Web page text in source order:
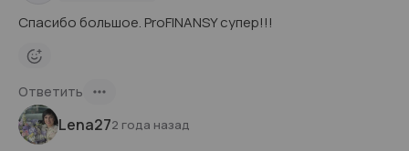
Спасибо большое. ProFINANSY супер!!!
Ответить
Lena272 года назад